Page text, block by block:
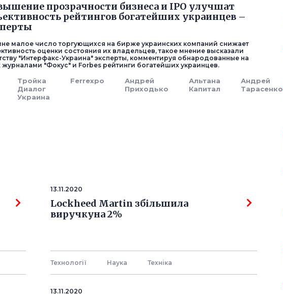
прозрачности бизнеса и IPO улучшат
рейтингов богатейших украинцев –
малое число торгующихся на бирже украинских компаний снижает
оценки состояния их владельцев, такое мнение высказали
"Интерфакс-Украина" эксперты, комментируя обнародованные на
журналами "Фокус" и Forbes рейтинги богатейших украинцев.
Тройка
Диалог
Украина
Ferrexpo
Андрей
Приходько
Альтана
Капитал
Андрей
Тарасенко
13.11.2020
Lockheed Martin збільшила
виручкуна 2%
Технології Наука Технiка
13.11.2020